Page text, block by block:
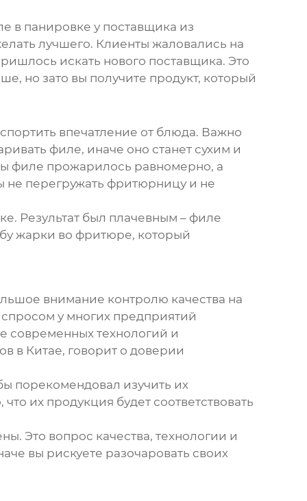
в панировке у поставщика из
лучшего. Клиенты жаловались на
искать нового поставщика. Это
но зато вы получите продукт, который
впечатление от блюда. Важно
филе, иначе оно станет сухим и
филе прожарилось равномерно, а
не перегружать фритюрницу и не
Результат был плачевным – филе
жарки во фритюре, который
внимание контролю качества на
спросом у многих предприятий
современных технологий и
в Китае, говорит о доверии
порекомендовал изучить их
их продукция будет соответствовать
Это вопрос качества, технологии и
вы рискуете разочаровать своих